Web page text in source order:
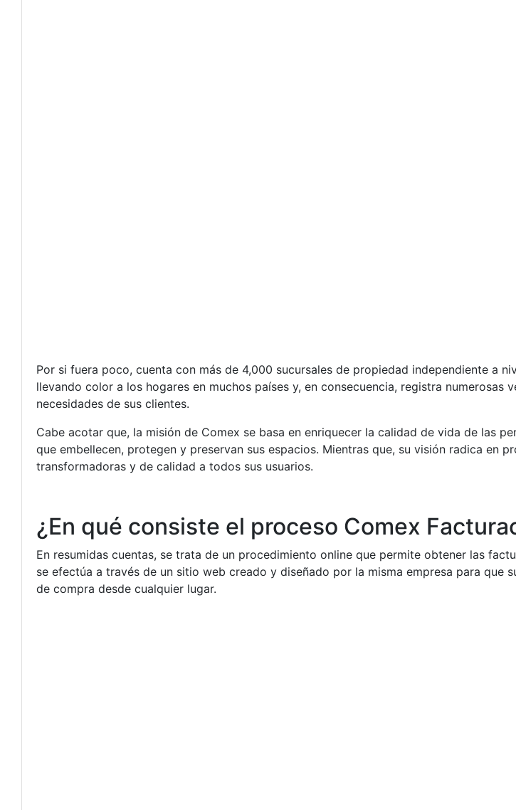
Por si fuera poco, cuenta con más de 4,000 sucursales de propiedad independiente a
llevando color a los hogares en muchos países y, en consecuencia, registra numerosas
necesidades de sus clientes.
Cabe acotar que, la misión de Comex se basa en enriquecer la calidad de vida de las
que embellecen, protegen y preservan sus espacios. Mientras que, su visión radica en
transformadoras y de calidad a todos sus usuarios.
¿En qué consiste el proceso Comex
En resumidas cuentas, se trata de un procedimiento online que permite obtener las
se efectúa a través de un sitio web creado y diseñado por la misma empresa para que
de compra desde cualquier lugar.